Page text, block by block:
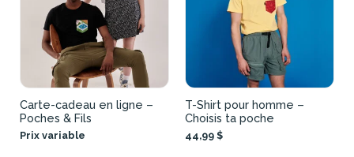
Carte-cadeau en ligne –
Poches & Fils
Prix variable
T-Shirt pour homme –
Choisis ta poche
44,99 $